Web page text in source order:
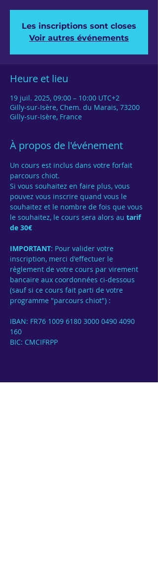
Les inscriptions sont closes
Voir autres événements
Heure et lieu
19 juil. 2025, 09:00 – 10:00 UTC+2
Gilly-sur-Isère, Chem. du Marais, 73200
Gilly-sur-Isère, France
À propos de l'événement
Un cours est inclus dans votre forfait
parcours chiot.
Si vous souhaitez en faire plus, vous
pouvez vous inscrire quand vous le
souhaitez et le nombre de fois que vous
le souhaitez, le cours sera alors au tarif
de 30€
IMPORTANT: Pour valider votre
inscription, merci d'effectuer le
règlement de votre cours par virement
bancaire aux coordonnées ci-dessous
(sauf si ce cours fait parti de votre
programme "parcours chiot") :
IBAN: FR76 1009 6180 3000 0490 4090
160
BIC: CMCIFRPP